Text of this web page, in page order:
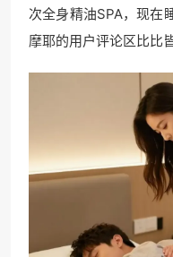
次全身精油SPA，现在
摩耶的用户评论区比比皆